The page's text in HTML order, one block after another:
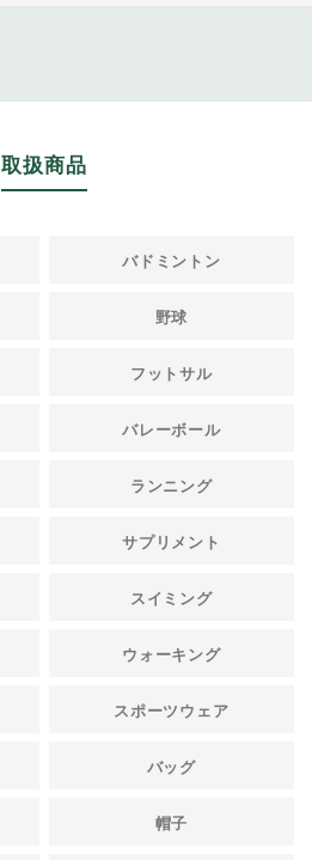
取扱商品
バドミントン
野球
フットサル
バレーボール
ランニング
サプリメント
スイミング
ウォーキング
スポーツウェア
バッグ
帽子